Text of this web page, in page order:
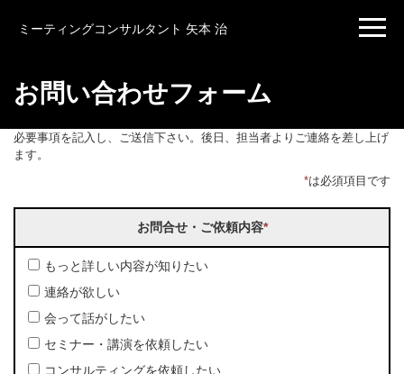
ミーティングコンサルタント 矢本 治
お問い合わせフォーム
必要事項を記入し、ご送信下さい。後日、担当者よりご連絡を差し上げ
ます。
*は必須項目です
お問合せ・ご依頼内容*
もっと詳しい内容が知りたい
連絡が欲しい
会って話がしたい
セミナー・講演を依頼したい
コンサルティングを依頼したい